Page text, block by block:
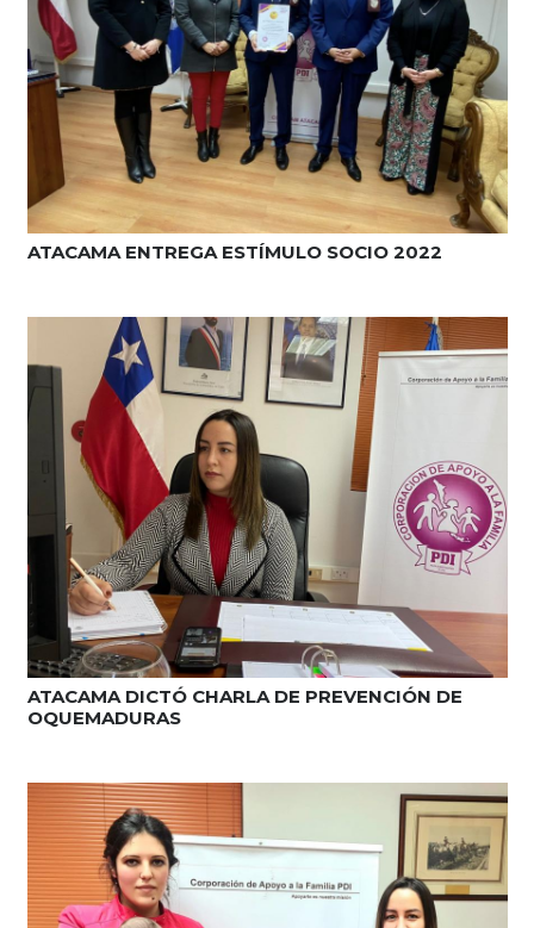
ATACAMA ENTREGA ESTÍMULO SOCIO 2022
ATACAMA DICTÓ CHARLA DE PREVENCIÓN DE
OQUEMADURAS